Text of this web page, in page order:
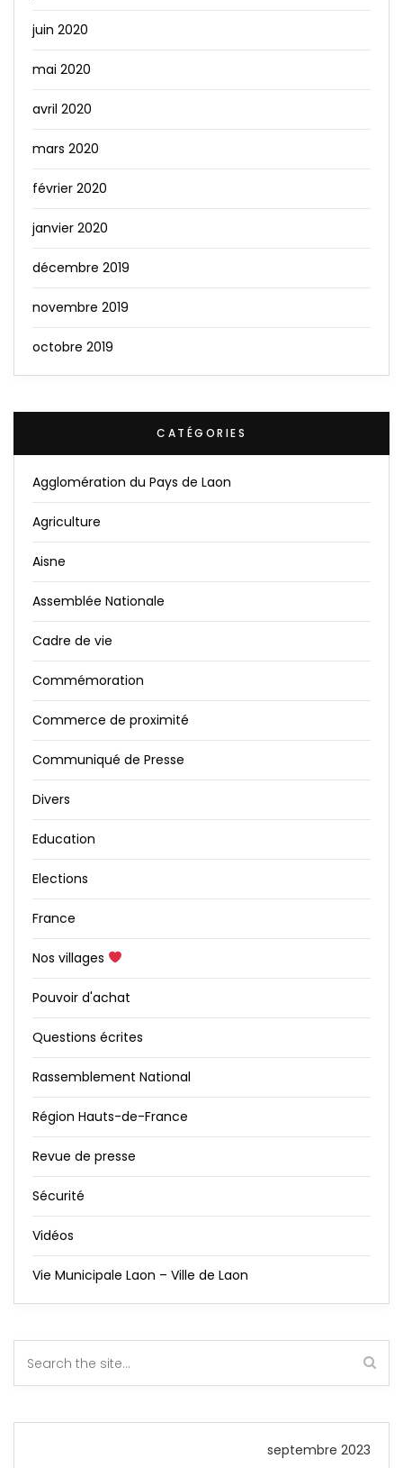
juin 2020
mai 2020
avril 2020
mars 2020
février 2020
janvier 2020
décembre 2019
novembre 2019
octobre 2019
CATÉGORIES
Agglomération du Pays de Laon
Agriculture
Aisne
Assemblée Nationale
Cadre de vie
Commémoration
Commerce de proximité
Communiqué de Presse
Divers
Education
Elections
France
Nos villages
Pouvoir d'achat
Questions écrites
Rassemblement National
Région Hauts-de-France
Revue de presse
Sécurité
Vidéos
Vie Municipale Laon – Ville de Laon
septembre 2023